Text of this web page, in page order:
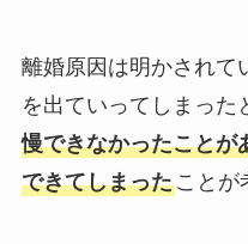
離婚原因は明かされて
を出ていってしまった
慢できなかったことが
できてしまったことが